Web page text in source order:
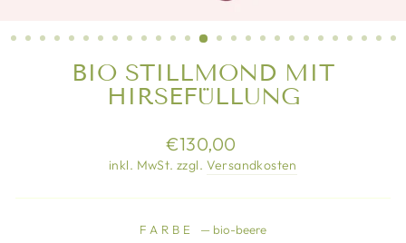
BIO STILLMOND MIT
HIRSEFÜLLUNG
Normaler
Preis
€130,00
inkl. MwSt. zzgl. Versandkosten
FARBE — bio-beere